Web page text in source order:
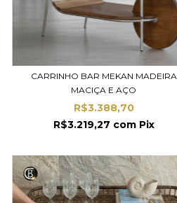
CARRINHO BAR MEKAN MADEIRA
MACIÇA E AÇO
R$3.388,70
R$3.219,27 com Pix